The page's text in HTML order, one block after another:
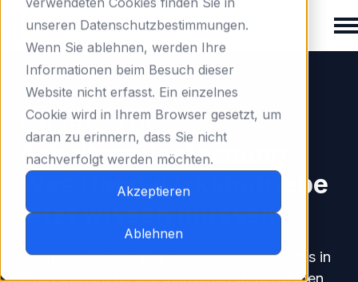
unseren Datenschutzbestimmungen.
Wenn Sie ablehnen, werden Ihre
Informationen beim Besuch dieser
Website nicht erfasst. Ein einzelnes
Cookie wird in Ihrem Browser gesetzt, um
daran zu erinnern, dass Sie nicht
nachverfolgt werden möchten.
Akzeptieren
Ablehnen
Zeiterfassung
Gesetz zur
Arbeitszeiterfassung:
Was Handwerksbetriebe
jetzt wissen müssen.
Nach einem Urteil des Bundesarbeitsgerichts in